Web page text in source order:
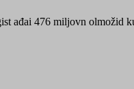
ađai 476 miljovn olmožid